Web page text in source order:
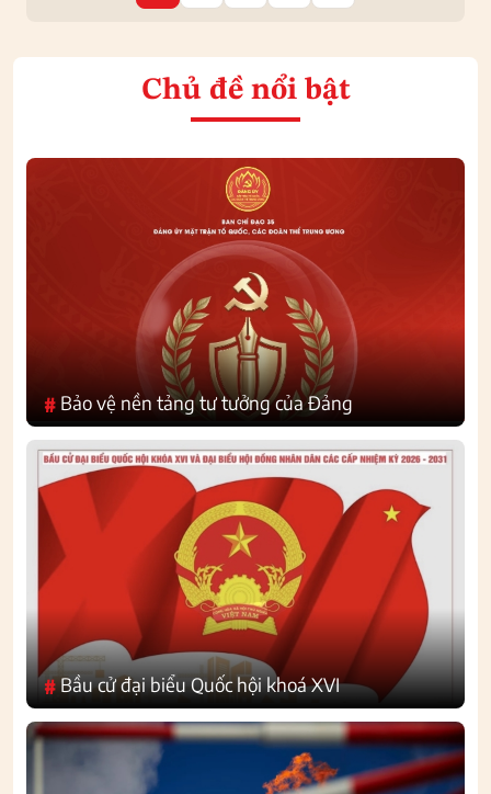
Chủ đề nổi bật
# Bảo vệ nền tảng tư tưởng của Đảng
#Bầu cử đại biểu Quốc hội khoá XVI